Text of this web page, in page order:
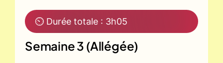
⏲ Durée totale : 3h05
Semaine 3 (Allégée)